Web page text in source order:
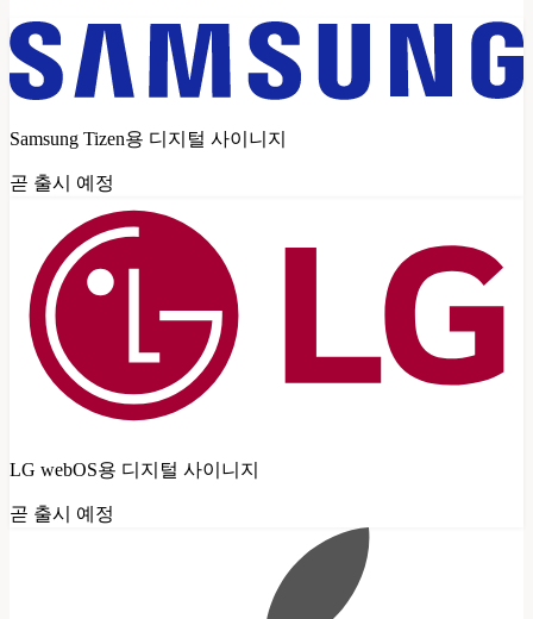
Samsung Tizen용 디지털 사이니지
곧 출시 예정
LG webOS용 디지털 사이니지
곧 출시 예정